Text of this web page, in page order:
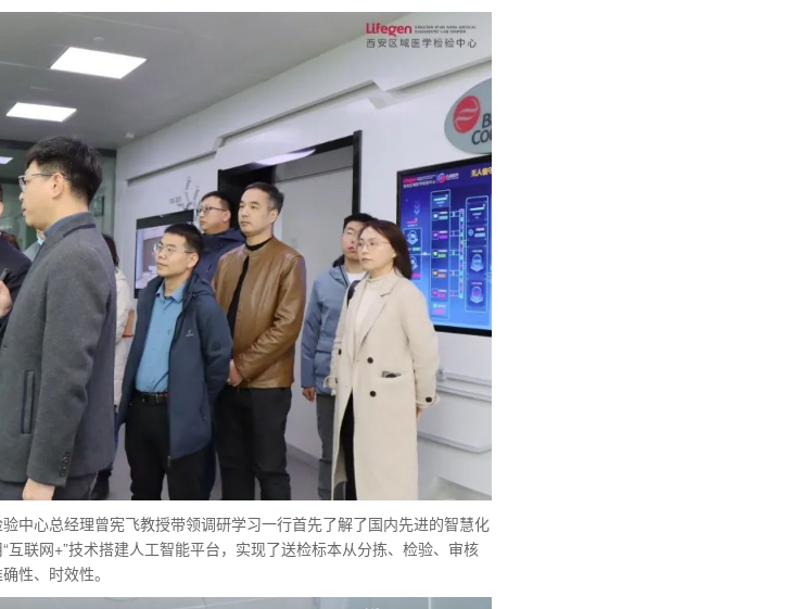
中心总经理曾宪飞教授带领调研学习一行首先了解了国内先进的智慧化
联网+”技术搭建人工智能平台，实现了送检标本从分拣、检验、审核
性、时效性。